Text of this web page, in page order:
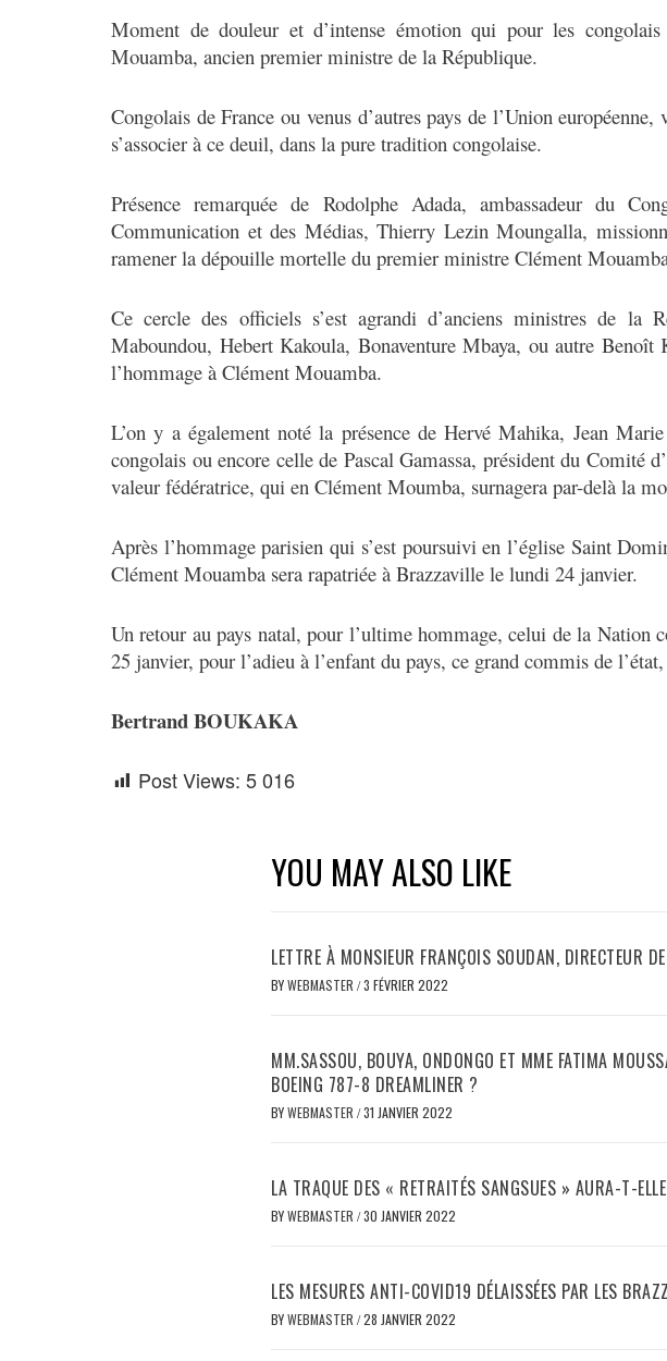
Moment de douleur et d’intense émotion qui pour les
Mouamba, ancien premier ministre de la République.
Congolais de France ou venus d’autres pays de l’Union
s’associer à ce deuil, dans la pure tradition congolaise.
Présence remarquée de Rodolphe Adada, ambassadeur du
Communication et des Médias, Thierry Lezin Moungalla,
ramener la dépouille mortelle du premier ministre Clément
Ce cercle des officiels s’est agrandi d’anciens ministres de la
Maboundou, Hebert Kakoula, Bonaventure Mbaya, ou autre Benoît
l’hommage à Clément Mouamba.
L’on y a également noté la présence de Hervé Mahika, Jean
congolais ou encore celle de Pascal Gamassa, président du Comité
valeur fédératrice, qui en Clément Moumba, surnagera par-delà la
Après l’hommage parisien qui s’est poursuivi en l’église Saint
Clément Mouamba sera rapatriée à Brazzaville le lundi 24 janvier.
Un retour au pays natal, pour l’ultime hommage, celui de la Nation
25 janvier, pour l’adieu à l’enfant du pays, ce grand commis de
Bertrand BOUKAKA
Post Views: 5 016
YOU MAY ALSO LIKE
LETTRE À MONSIEUR FRANÇOIS SOUDAN, DIRECTEUR
BYWEBMASTER /3 FÉVRIER 2022
MM.SASSOU, BOUYA, ONDONGO ET MME FATIMA
BOEING 787-8 DREAMLINER ?
BYWEBMASTER /31 JANVIER 2022
LA TRAQUE DES « RETRAITÉS SANGSUES » AURA-T-
BYWEBMASTER /30 JANVIER 2022
LES MESURES ANTI-COVID19 DÉLAISSÉES PAR LES
BYWEBMASTER /28 JANVIER 2022